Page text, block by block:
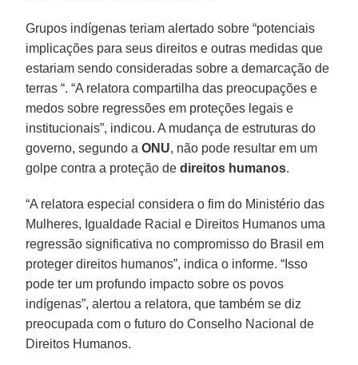
Grupos indígenas teriam alertado sobre “potenciais
implicações para seus direitos e outras medidas que
estariam sendo consideradas sobre a demarcação de
terras “. “A relatora compartilha das preocupações e
medos sobre regressões em proteções legais e
institucionais”, indicou. A mudança de estruturas do
governo, segundo aONU, não pode resultar em um
golpe contra a proteção dedireitos humanos.
“A relatora especial considera o fim do Ministério das
Mulheres, Igualdade Racial e Direitos Humanos uma
regressão significativa no compromisso do Brasil em
proteger direitos humanos”, indica o informe. “Isso
pode ter um profundo impacto sobre os povos
indígenas”, alertou a relatora, que também se diz
preocupada com o futuro do Conselho Nacional de
Direitos Humanos.